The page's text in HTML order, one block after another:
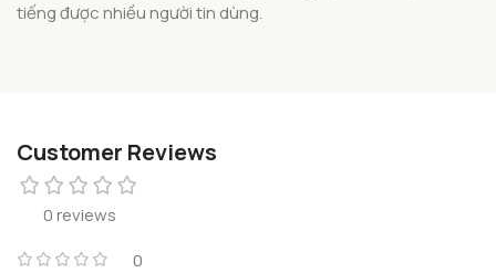
tiếng được nhiều người tin dùng.
Customer Reviews
0 reviews
0